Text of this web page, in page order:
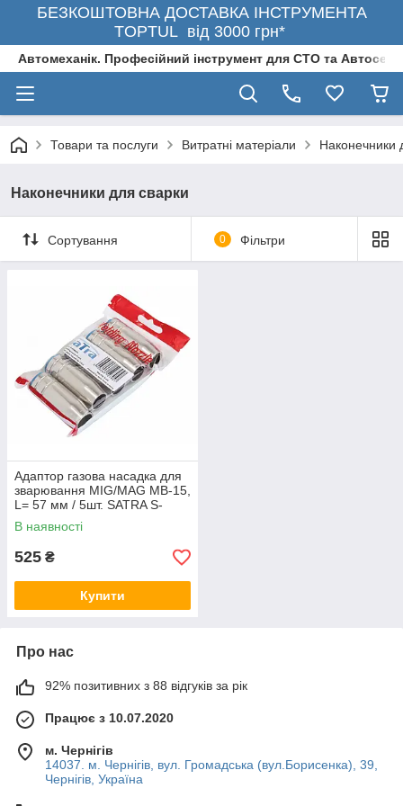
БЕЗКОШТОВНА ДОСТАВКА ІНСТРУМЕНТА
TOPTUL від 3000 грн*
Автомеханік. Професійний інструмент для СТО та
Товари та послуги Витратні матеріали Наконечники
Наконечники для сварки
Сортування 0 Фільтри
Адаптор газова насадка для
зварювання MIG/MAG MB-15,
L= 57 мм / 5шт. SATRA S-
25WN57L
В наявності
525 ₴
Купити
Про нас
92% позитивних з 88 відгуків за рік
Працює з 10.07.2020
м. Чернігів
14037. м. Чернігів, вул. Громадська (вул.Борисенка), 39,
Чернігів, Україна